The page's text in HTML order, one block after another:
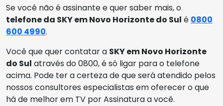
Se você não é assinante e quer saber mais, o
telefone da SKY em Novo Horizonte do Sul é 0800
600 4990.
Você que quer contatar a SKY em Novo Horizonte
do Sul através do 0800, é só ligar para o telefone
acima. Pode ter a certeza de que será atendido pelos
nossos consultores especialistas em oferecer o que
há de melhor em TV por Assinatura a você.